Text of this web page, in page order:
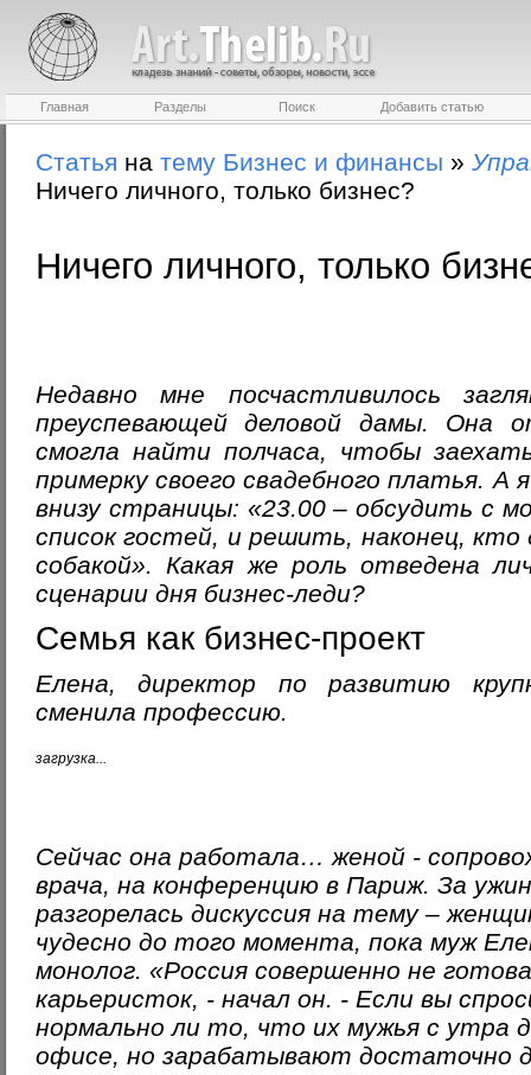
Главная Разделы Поиск Добавить статью
Статья на тему Бизнес и финансы »
Ничего личного, только бизнес?
Ничего личного, только
Недавно мне посчастливилось
преуспевающей деловой дамы. Она
смогла найти полчаса, чтобы
примерку своего свадебного платья.
внизу страницы: «23.00 – обсудить с
список гостей, и решить, наконец,
собакой». Какая же роль отведена
сценарии дня бизнес-леди?
Семья как бизнес-проект
Елена, директор по развитию
сменила профессию.
загрузка...
Сейчас она работала… женой -
врача, на конференцию в Париж. За
разгорелась дискуссия на тему –
чудесно до того момента, пока муж
монолог. «Россия совершенно не
карьеристок, - начал он. - Если вы
нормально ли то, что их мужья с утра
офисе, но зарабатывают достаточно